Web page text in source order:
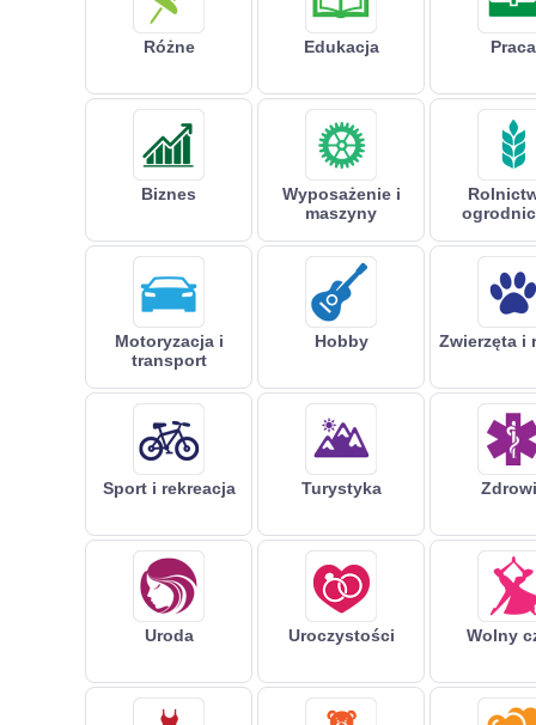
Różne Edukacja Praca
Biznes
Wyposażenie i
maszyny
Motoryzacja i
transport
Hobby Zwierzęta i
Sport i rekreacja Turystyka
Uroda Uroczystości Wolny